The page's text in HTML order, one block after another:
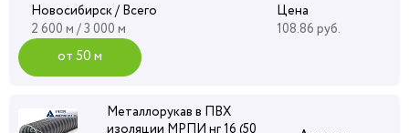
Новосибирск / Всего
2 600 м / 3 000 м
Цена
108.86 руб.
от 50 м
Металлорукав в ПВХ
изоляции МРПИ нг 16 (50